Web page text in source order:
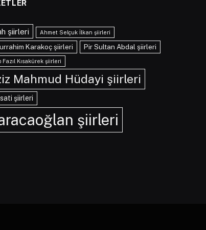
şiirleri Ahmet Selçuk İlkan şiirleri
Karakoç şiirleri Pir Sultan Abdal şiirleri
Fazıl Kısakürek şiirleri
Mahmud Hüdayi şiirleri
şiirleri
şiirleri